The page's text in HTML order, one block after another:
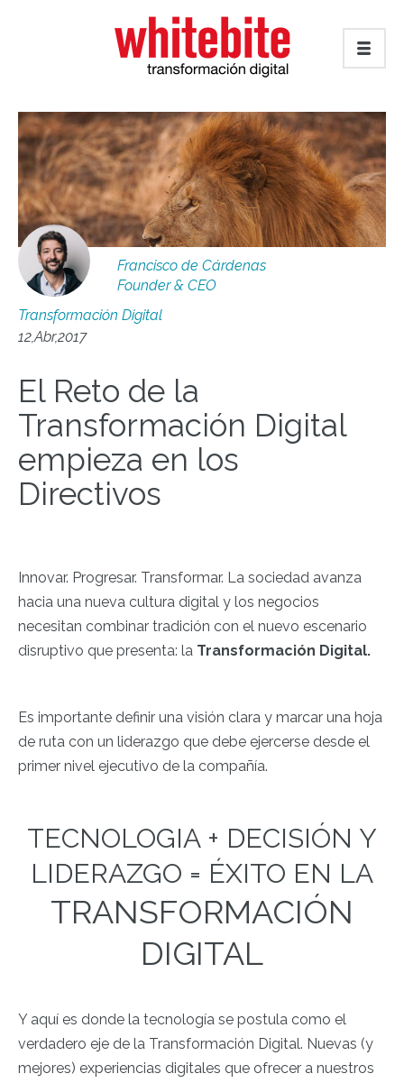
Francisco de Cárdenas
Founder & CEO
Transformación Digital
12,Abr,2017
El Reto de la
Transformación Digital
empieza en los
Directivos
Innovar. Progresar. Transformar. La sociedad avanza
hacia una nueva cultura digital y los negocios
necesitan combinar tradición con el nuevo escenario
disruptivo que presenta: la Transformación Digital.
Es importante definir una visión clara y marcar una hoja
de ruta con un liderazgo que debe ejercerse desde el
primer nivel ejecutivo de la compañía.
TECNOLOGIA + DECISIÓN Y
LIDERAZGO = ÉXITO EN LA
TRANSFORMACIÓN
DIGITAL
Y aquí es donde la tecnología se postula como el
verdadero eje de la Transformación Digital. Nuevas (y
mejores) experiencias digitales que ofrecer a nuestros